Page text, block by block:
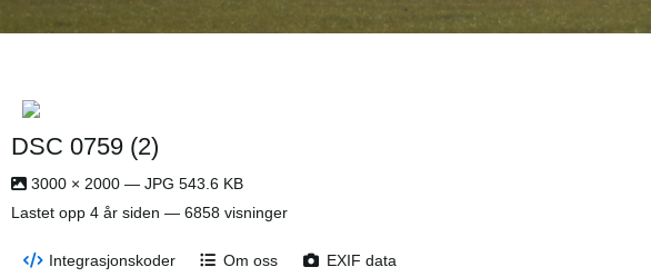
DSC 0759 (2)
3000 × 2000 — JPG 543.6 KB
Lastet opp 4 år siden — 6858 visninger
Integrasjonskoder Om oss EXIF data